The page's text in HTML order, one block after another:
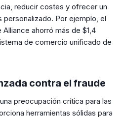
reducir costes y ofrecer un
Por ejemplo, el
ahorró más de $1,4
de comercio unificado de
contra el fraude
preocupación crítica para las
herramientas sólidas para